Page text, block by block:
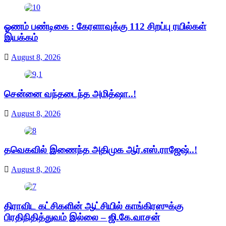
ஓணம் பண்டிகை : கேரளாவுக்கு 112 சிறப்பு ரயில்கள்
இயக்கம்
August 8, 2026
சென்னை வந்தடைந்த அமித்ஷா..!
August 8, 2026
தவெகவில் இணைந்த அதிமுக ஆர்.எஸ்.ராஜேஷ்..!
August 8, 2026
திராவிட கட்சிகளின் ஆட்சியில் காங்கிரஸுக்கு
பிரதிநிதித்துவம் இல்லை – ஜி.கே.வாசன்